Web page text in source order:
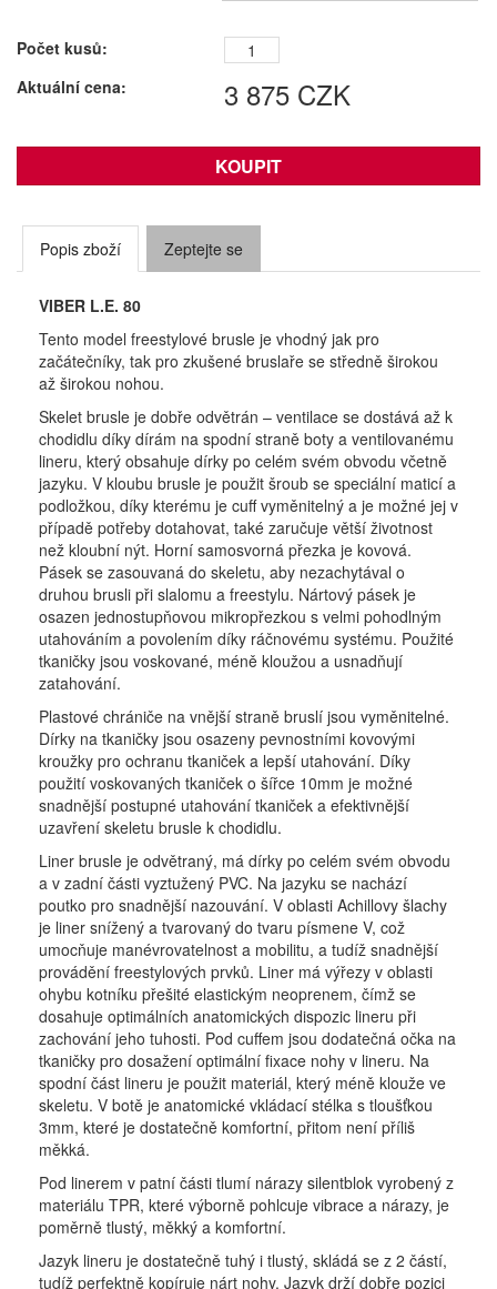
Počet kusů:
Aktuální cena:
3 875 CZK
Popis zboží Zeptejte se
VIBER L.E. 80
Tento model freestylové brusle je vhodný jak pro
začátečníky, tak pro zkušené bruslaře se středně širokou
až širokou nohou.
Skelet brusle je dobře odvětrán – ventilace se dostává až k
chodidlu díky dírám na spodní straně boty a ventilovanému
lineru, který obsahuje dírky po celém svém obvodu včetně
jazyku. V kloubu brusle je použit šroub se speciální maticí a
podložkou, díky kterému je cuff vyměnitelný a je možné jej v
případě potřeby dotahovat, také zaručuje větší životnost
než kloubní nýt. Horní samosvorná přezka je kovová.
Pásek se zasouvaná do skeletu, aby nezachytával o
druhou brusli při slalomu a freestylu. Nártový pásek je
osazen jednostupňovou mikropřezkou s velmi pohodlným
utahováním a povolením díky ráčnovému systému. Použité
tkaničky jsou voskované, méně kloužou a usnadňují
zatahování.
Plastové chrániče na vnější straně bruslí jsou vyměnitelné.
Dírky na tkaničky jsou osazeny pevnostními kovovými
kroužky pro ochranu tkaniček a lepší utahování. Díky
použití voskovaných tkaniček o šířce 10mm je možné
snadnější postupné utahování tkaniček a efektivnější
uzavření skeletu brusle k chodidlu.
Liner brusle je odvětraný, má dírky po celém svém obvodu
a v zadní části vyztužený PVC. Na jazyku se nachází
poutko pro snadnější nazouvání. V oblasti Achillovy šlachy
je liner snížený a tvarovaný do tvaru písmene V, což
umocňuje manévrovatelnost a mobilitu, a tudíž snadnější
provádění freestylových prvků. Liner má výřezy v oblasti
ohybu kotníku přešité elastickým neoprenem, čímž se
dosahuje optimálních anatomických dispozic lineru při
zachování jeho tuhosti. Pod cuffem jsou dodatečná očka na
tkaničky pro dosažení optimální fixace nohy v lineru. Na
spodní část lineru je použit materiál, který méně klouže ve
skeletu. V botě je anatomické vkládací stélka s tloušťkou
3mm, které je dostatečně komfortní, přitom není příliš
měkká.
Pod linerem v patní části tlumí nárazy silentblok vyrobený z
materiálu TPR, které výborně pohlcuje vibrace a nárazy, je
poměrně tlustý, měkký a komfortní.
Jazyk lineru je dostatečně tuhý i tlustý, skládá se z 2 částí,
tudíž perfektně kopíruje nárt nohy. Jazyk drží dobře pozici